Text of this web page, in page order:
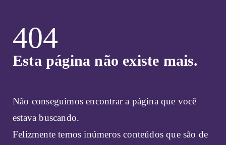
404
Esta página não existe mais.
Não conseguimos encontrar a página que você
estava buscando.
Felizmente temos inúmeros conteúdos que são de